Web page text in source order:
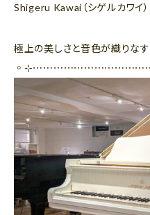
Shigeru Kawai（シゲルカワイ）
極上の美しさと音色が織りな